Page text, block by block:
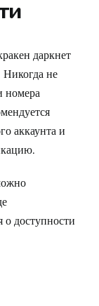
даркнет
не
номера
аккаунта и
о доступности